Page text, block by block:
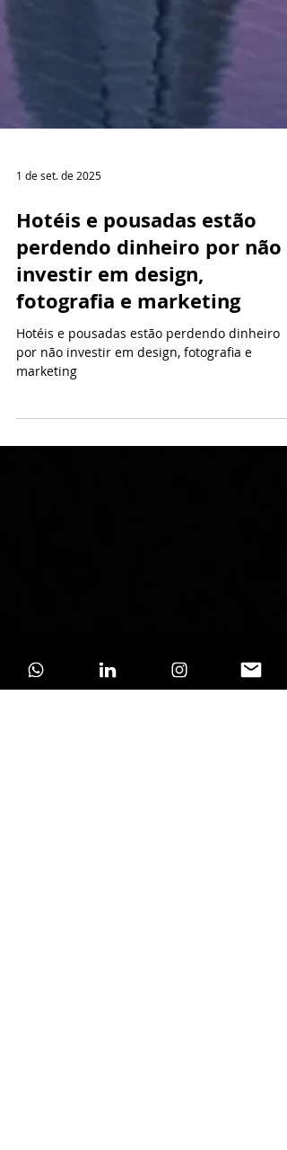
1 de set. de 2025
Hotéis e pousadas estão
perdendo dinheiro por não
investir em design,
fotografia e marketing
Hotéis e pousadas estão perdendo dinheiro
marketing